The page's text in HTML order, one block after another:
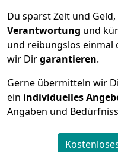
Du sparst Zeit und
Verantwortung und
und reibungslos einmal
wir Dirgarantieren.
Gerne übermitteln wir
ein individuelles
Angaben und